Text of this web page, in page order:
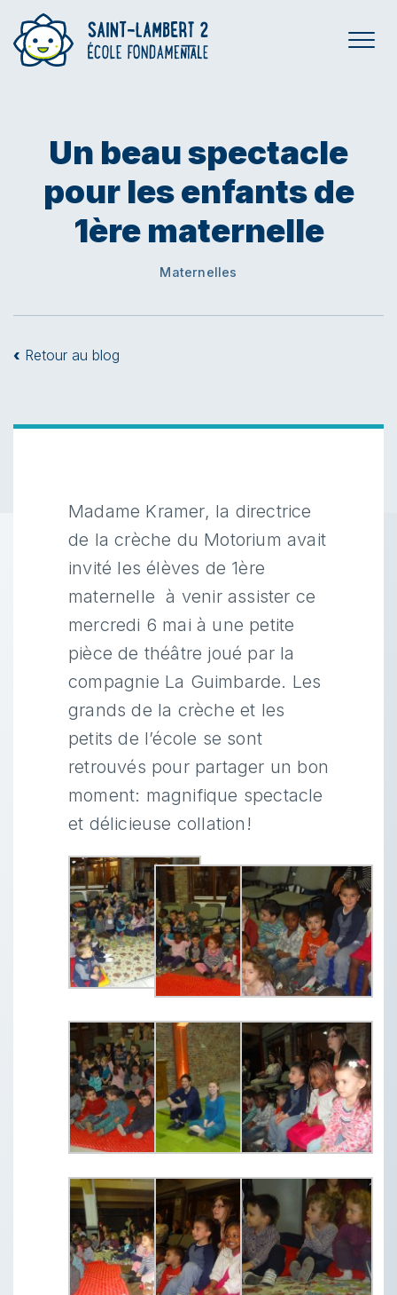
Un beau spectacle
pour les enfants de
1ère maternelle
Maternelles
‹ Retour au blog
Madame Kramer, la directrice
de la crèche du Motorium avait
invité les élèves de 1ère
maternelle à venir assister ce
mercredi 6 mai à une petite
pièce de théâtre joué par la
compagnie La Guimbarde. Les
grands de la crèche et les
petits de l’école se sont
retrouvés pour partager un bon
moment: magnifique spectacle
et délicieuse collation!